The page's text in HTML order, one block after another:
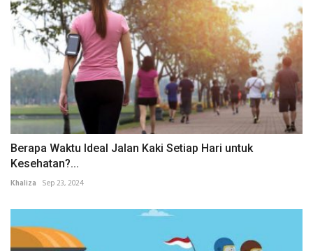
Berapa Waktu Ideal Jalan Kaki Setiap Hari untuk
Kesehatan?...
Khaliza Sep 23, 2024